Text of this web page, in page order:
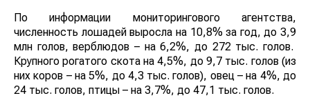
По информации мониторингового агентства,
численность лошадей выросла на 10,8% за год, до 3,9
млн голов, верблюдов – на 6,2%, до 272 тыс. голов.
Крупного рогатого скота на 4,5%, до 9,7 тыс. голов (из
них коров – на 5%, до 4,3 тыс. голов), овец – на 4%, до
24 тыс. голов, птицы – на 3,7%, до 47,1 тыс. голов.